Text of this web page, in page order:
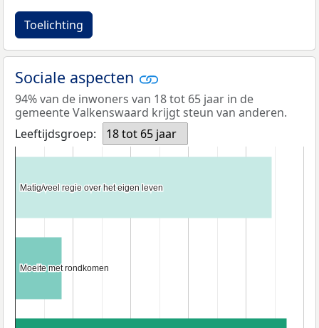
Toelichting
Sociale aspecten
94% van de inwoners van 18 tot 65 jaar in de
gemeente Valkenswaard krijgt steun van anderen.
Leeftijdsgroep:
18 tot 65 jaar
Matig/veel regie over het eigen leven
Matig/veel regie over het eigen leven
Moeite met rondkomen
Moeite met rondkomen